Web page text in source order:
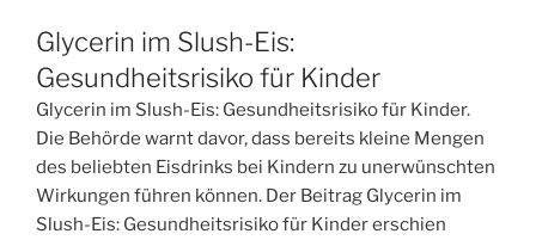
Glycerin im Slush-Eis:
Gesundheitsrisiko für Kinder
Glycerin im Slush-Eis: Gesundheitsrisiko für Kinder.
Die Behörde warnt davor, dass bereits kleine Mengen
des beliebten Eisdrinks bei Kindern zu unerwünschten
Wirkungen führen können. Der Beitrag Glycerin im
Slush-Eis: Gesundheitsrisiko für Kinder erschien